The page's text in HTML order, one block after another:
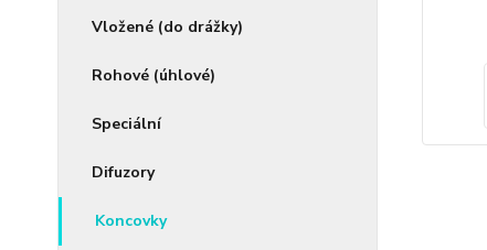
Vložené (do drážky)
Rohové (úhlové)
Speciální
Difuzory
Koncovky